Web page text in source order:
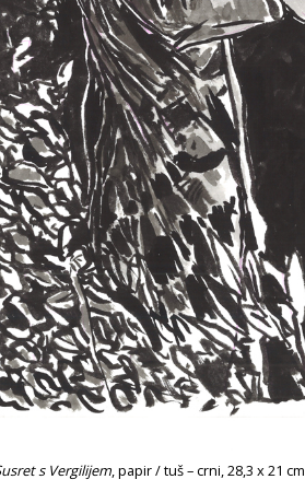
s Vergilijem, papir / tuš – crni, 28,3 x 21